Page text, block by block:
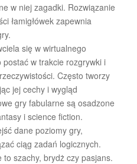
w niej zagadki. Rozwiązanie
łamigłówek zapewnia
się w wirtualnego
w trakcie rozgrywki i
Często tworzy
jej cechy i wygląd
gry fabularne są osadzone
i science fiction.
dane poziomy gry,
ciąg zadań logicznych.
szachy, brydż czy pasjans.